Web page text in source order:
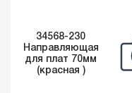
34568-230
Направляющая
для плат 70мм
(красная )